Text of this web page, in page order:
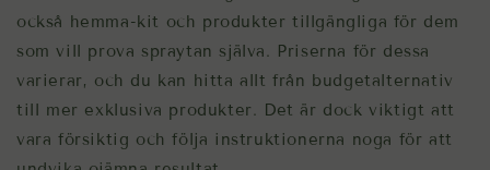
också hemma-kit och produkter tillgängliga för dem
som vill prova spraytan själva. Priserna för dessa
varierar, och du kan hitta allt från budgetalternativ
till mer exklusiva produkter. Det är dock viktigt att
vara försiktig och följa instruktionerna noga för att